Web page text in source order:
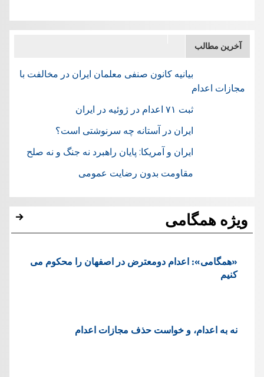
آخرین مطالب
بیانیه کانون صنفی معلمان ایران در مخالفت با
مجازات اعدام
ثبت ۷۱ اعدام در ژوئيه در ایران
ایران در آستانه چه سرنوشتی است؟
ایران و آمریکا: پایان راهبرد نه جنگ و نه صلح
مقاومت بدون رضایت عمومی
ویژه همگامی
«همگامی»: اعدام دومعترض در اصفهان را محکوم می
کنیم
نه به اعدام، و خواست حذف مجازات اعدام